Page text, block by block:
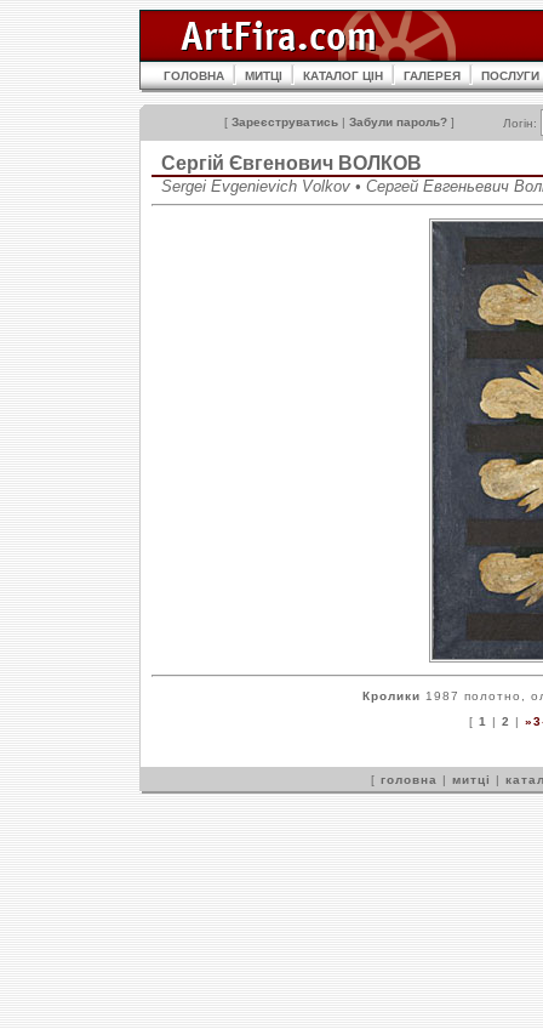
ГОЛОВНА МИТЦІ КАТАЛОГ ЦІН ГАЛЕРЕЯ ПОСЛУГИ
[ Зареєструватись | Забули пароль? ] Логін:
Сергій Євгенович ВОЛКОВ
Sergei Evgenievich Volkov • Сергей Евгеньевич
Кролики 1987 полотно,
[ 1 | 2 |
[ головна | митці |